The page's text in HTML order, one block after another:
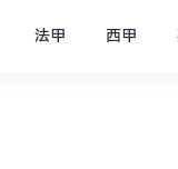
法甲 西甲